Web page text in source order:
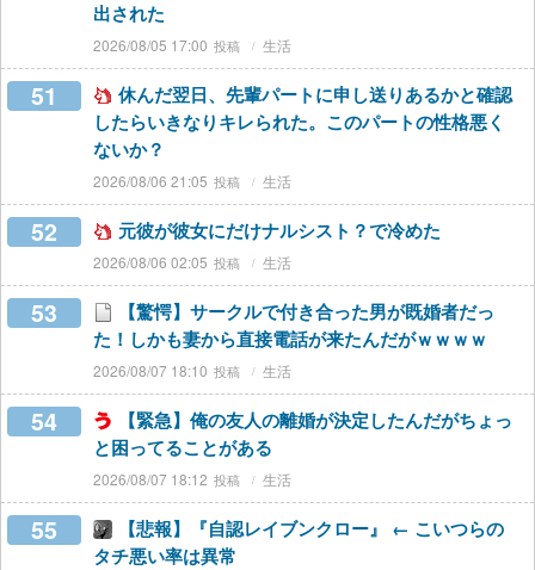
出された
2026/08/05 17:00 生活
51
休んだ翌日、先輩パートに申し送りあるかと確認
したらいきなりキレられた。このパートの性格悪く
ないか？
2026/08/06 21:05 生活
52 元彼が彼女にだけナルシスト？で冷めた
2026/08/06 02:05 生活
53
【驚愕】サークルで付き合った男が既婚者だっ
た！しかも妻から直接電話が来たんだがｗｗｗｗ
2026/08/07 18:10 生活
54
【緊急】俺の友人の離婚が決定したんだがちょっ
と困ってることがある
2026/08/07 18:12 生活
55
【悲報】『自認レイブンクロー』 ← こいつらの
タチ悪い率は異常